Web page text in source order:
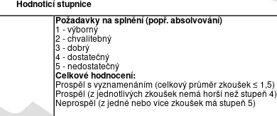
Hodnoticí stupnice
Požadavky na splnění (popř. absolvování)
1 - výborný
2 - chvalitebný
3 - dobrý
4 - dostatečný
5 - nedostatečný
Celkové hodnocení:
Prospěl s vyznamenáním (celkový průměr zkoušek ≤ 1,5)
Prospěl (z jednotlivých zkoušek nemá horší než stupeň 4)
Neprospěl (z jedné nebo více zkoušek má stupeň 5)